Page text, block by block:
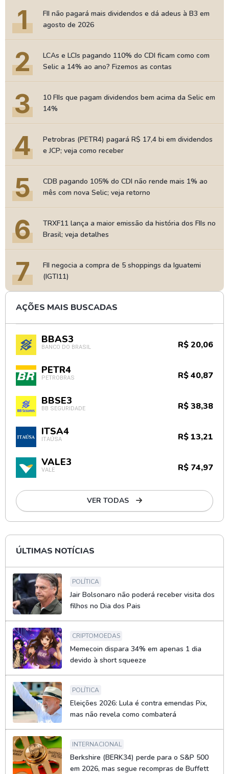
1
FII não pagará mais dividendos e dá adeus à B3 em
agosto de 2026
2
LCAs e LCIs pagando 110% do CDI ficam como com
Selic a 14% ao ano? Fizemos as contas
3
10 FIIs que pagam dividendos bem acima da Selic em
14%
4
Petrobras (PETR4) pagará R$ 17,4 bi em dividendos
e JCP; veja como receber
5
CDB pagando 105% do CDI não rende mais 1% ao
mês com nova Selic; veja retorno
6
TRXF11 lança a maior emissão da história dos FIIs no
Brasil; veja detalhes
7
FII negocia a compra de 5 shoppings da Iguatemi
(IGTI11)
AÇÕES MAIS BUSCADAS
BBAS3
BANCO DO BRASIL R$ 20,06
PETR4
PETROBRAS R$ 40,87
BBSE3
BB SEGURIDADE R$ 38,38
ITSA4
ITAÚSA R$ 13,21
VALE3
VALE R$ 74,97
VER TODAS
ÚLTIMAS NOTÍCIAS
POLÍTICA
Jair Bolsonaro não poderá receber visita dos
filhos no Dia dos Pais
CRIPTOMOEDAS
Memecoin dispara 34% em apenas 1 dia
devido à short squeeze
POLÍTICA
Eleições 2026: Lula é contra emendas Pix,
mas não revela como combaterá
INTERNACIONAL
Berkshire (BERK34) perde para o S&P 500
em 2026, mas segue recompras de Buffett